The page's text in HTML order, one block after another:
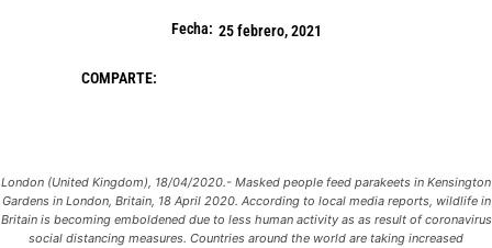
Fecha: 25 febrero, 2021
COMPARTE:
London (United Kingdom), 18/04/2020.- Masked people feed parakeets in Kensington
Gardens in London, Britain, 18 April 2020. According to local media reports, wildlife in
Britain is becoming emboldened due to less human activity as as result of coronavirus
social distancing measures. Countries around the world are taking increased